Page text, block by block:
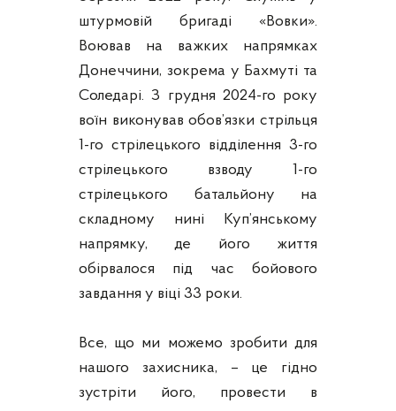
штурмовій бригаді «Вовки».
Воював на важких напрямках
Донеччини, зокрема у Бахмуті та
Соледарі. З грудня 2024-го року
воїн виконував обов’язки стрільця
1-го стрілецького відділення 3-го
стрілецького взводу 1-го
стрілецького батальйону на
складному нині Куп’янському
напрямку, де його життя
обірвалося під час бойового
завдання у віці 33 роки.
Все, що ми можемо зробити для
нашого захисника, – це гідно
зустріти його, провести в